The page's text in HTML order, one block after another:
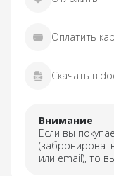
Оплатить
Скачать
Внимание
Если вы
или email), то